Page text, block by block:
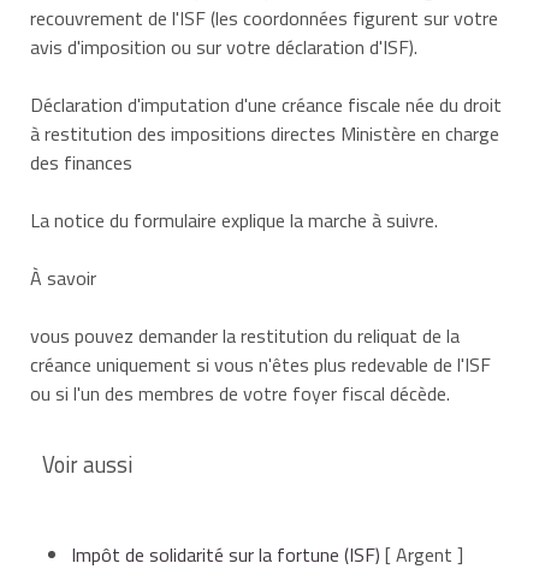
recouvrement de l'ISF (les coordonnées figurent sur votre
avis d'imposition ou sur votre déclaration d'ISF).
Déclaration d'imputation d'une créance fiscale née du droit
à restitution des impositions directes Ministère en charge
des finances
La notice du formulaire explique la marche à suivre.
À savoir
vous pouvez demander la restitution du reliquat de la
créance uniquement si vous n'êtes plus redevable de l'ISF
ou si l'un des membres de votre foyer fiscal décède.
Voir aussi
Impôt de solidarité sur la fortune (ISF) [ Argent ]